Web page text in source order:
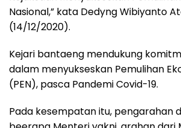
Nasional,” kata Dedyng Wibiyanto
(14/12/2020).
Kejari bantaeng mendukung
dalam menyukseskan Pemulihan
(PEN), pasca Pandemi Covid-19.
Pada kesempatan itu, pengarahan